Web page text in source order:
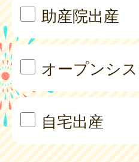
助産院出産
オープンシ
自宅出産